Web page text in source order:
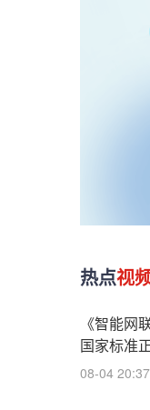
热点视
《智能网
国家标准
08-04 20:37